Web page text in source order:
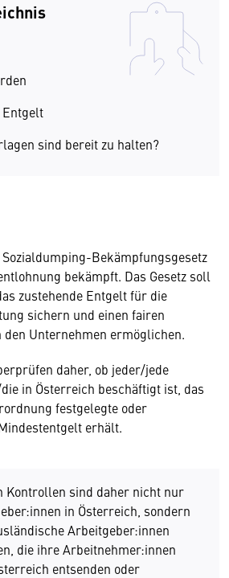
Entgelt
sind bereit zu halten?
Bekämpfungsgesetz
bekämpft. Das Gesetz soll
zustehende Entgelt für die
sichern und einen fairen
Unternehmen ermöglichen.
daher, ob jeder/jede
in Österreich beschäftigt ist, das
festgelegte oder
erhält.
Kontrollen sind daher nicht nur
in Österreich, sondern
Arbeitgeber:innen
die ihre Arbeitnehmer:innen
entsenden oder